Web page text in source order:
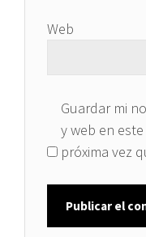
Web
Guardar mi
y web en
próxima vez